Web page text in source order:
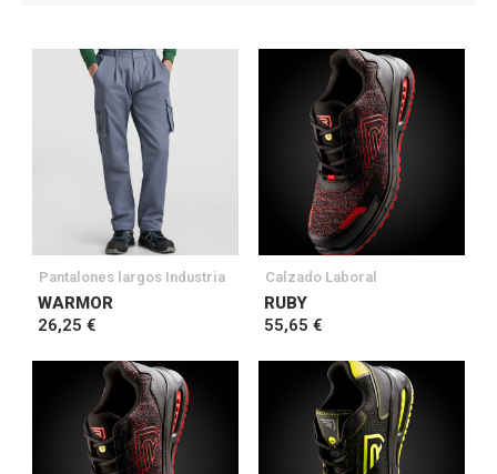
Pantalones largos Industria
WARMOR
26,25 €
Calzado Laboral
RUBY
55,65 €